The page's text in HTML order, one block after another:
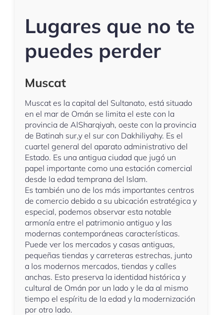
Lugares que no te
puedes perder
Muscat
Muscat es la capital del Sultanato, está situado
en el mar de Omán se limita el este con la
provincia de AlSharqiyah, oeste con la provincia
de Batinah sur,y el sur con Dakhiliyahy. Es el
cuartel general del aparato administrativo del
Estado. Es una antigua ciudad que jugó un
papel importante como una estación comercial
desde la edad temprana del Islam.
Es también uno de los más importantes centros
de comercio debido a su ubicación estratégica y
especial, podemos observar esta notable
armonía entre el patrimonio antiguo y las
modernas contemporáneas características.
Puede ver los mercados y casas antiguas,
pequeñas tiendas y carreteras estrechas, junto
a los modernos mercados, tiendas y calles
anchas. Esto preserva la identidad histórica y
cultural de Omán por un lado y le da al mismo
tiempo el espíritu de la edad y la modernización
por otro lado.